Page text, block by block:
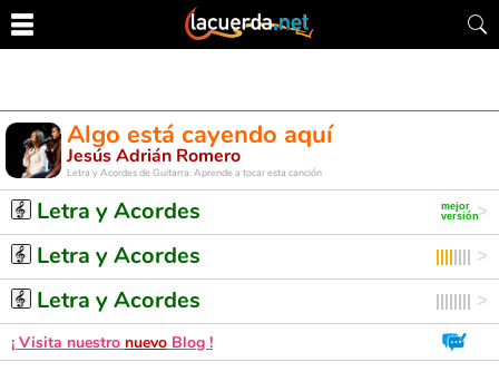
Algo está cayendo aquí
Jesús Adrián Romero
Letra y Acordes de Guitarra. Aprende a tocar esta canción
Letra y Acordes
Letra y Acordes
Letra y Acordes
¡ Visita nuestro nuevo Blog !